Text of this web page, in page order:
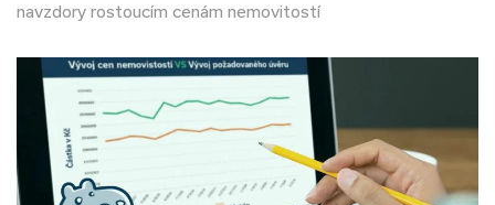
navzdory rostoucím cenám nemovitostí